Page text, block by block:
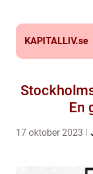
KAPITALLIV.se
En
17 oktober 2023